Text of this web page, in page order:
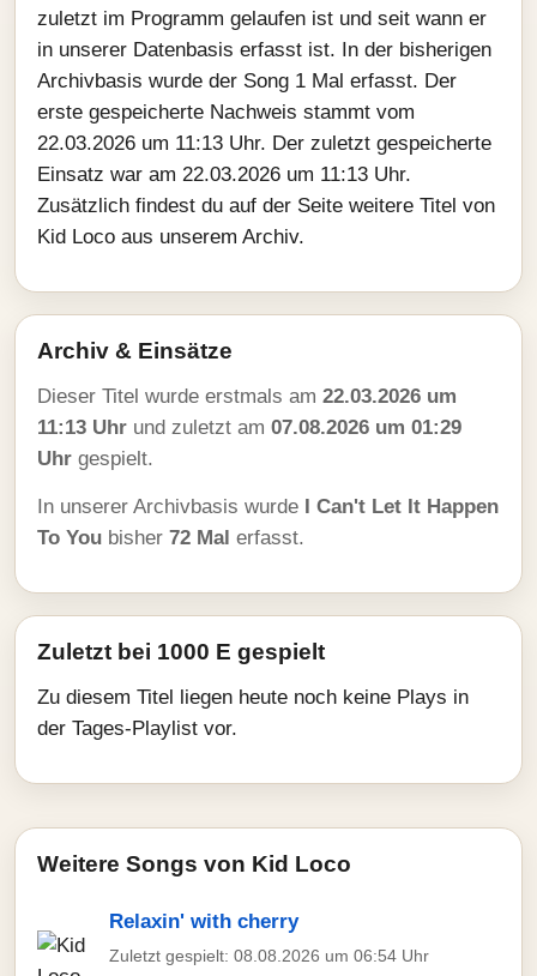
zuletzt im Programm gelaufen ist und seit wann er
in unserer Datenbasis erfasst ist. In der bisherigen
Archivbasis wurde der Song 1 Mal erfasst. Der
erste gespeicherte Nachweis stammt vom
22.03.2026 um 11:13 Uhr. Der zuletzt gespeicherte
Einsatz war am 22.03.2026 um 11:13 Uhr.
Zusätzlich findest du auf der Seite weitere Titel von
Kid Loco aus unserem Archiv.
Archiv & Einsätze
Dieser Titel wurde erstmals am 22.03.2026 um
11:13 Uhr und zuletzt am 07.08.2026 um 01:29
Uhr gespielt.
In unserer Archivbasis wurde I Can't Let It Happen
To You bisher 72 Mal erfasst.
Zuletzt bei 1000 E gespielt
Zu diesem Titel liegen heute noch keine Plays in
der Tages-Playlist vor.
Weitere Songs von Kid Loco
Relaxin' with cherry
Zuletzt gespielt: 08.08.2026 um 06:54 Uhr